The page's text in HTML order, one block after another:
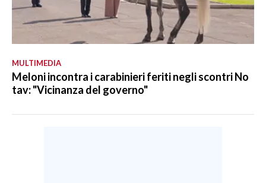
MULTIMEDIA
Meloni incontra i carabinieri feriti negli scontri No
tav: "Vicinanza del governo"